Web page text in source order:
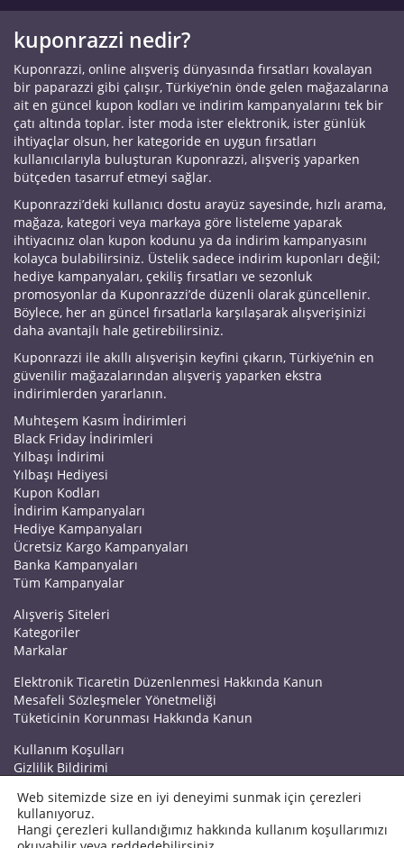
kuponrazzi nedir?
Kuponrazzi, online alışveriş dünyasında fırsatları kovalayan
bir paparazzi gibi çalışır, Türkiye’nin önde gelen mağazalarına
ait en güncel kupon kodları ve indirim kampanyalarını tek bir
çatı altında toplar. İster moda ister elektronik, ister günlük
ihtiyaçlar olsun, her kategoride en uygun fırsatları
kullanıcılarıyla buluşturan Kuponrazzi, alışveriş yaparken
bütçeden tasarruf etmeyi sağlar.
Kuponrazzi’deki kullanıcı dostu arayüz sayesinde, hızlı arama,
mağaza, kategori veya markaya göre listeleme yaparak
ihtiyacınız olan kupon kodunu ya da indirim kampanyasını
kolayca bulabilirsiniz. Üstelik sadece indirim kuponları değil;
hediye kampanyaları, çekiliş fırsatları ve sezonluk
promosyonlar da Kuponrazzi’de düzenli olarak güncellenir.
Böylece, her an güncel fırsatlarla karşılaşarak alışverişinizi
daha avantajlı hale getirebilirsiniz.
Kuponrazzi ile akıllı alışverişin keyfini çıkarın, Türkiye’nin en
güvenilir mağazalarından alışveriş yaparken ekstra
indirimlerden yararlanın.
Muhteşem Kasım İndirimleri
Black Friday İndirimleri
Yılbaşı İndirimi
Yılbaşı Hediyesi
Kupon Kodları
İndirim Kampanyaları
Hediye Kampanyaları
Ücretsiz Kargo Kampanyaları
Banka Kampanyaları
Tüm Kampanyalar
Alışveriş Siteleri
Kategoriler
Markalar
Elektronik Ticaretin Düzenlenmesi Hakkında Kanun
Mesafeli Sözleşmeler Yönetmeliği
Tüketicinin Korunması Hakkında Kanun
Kullanım Koşulları
Gizlilik Bildirimi
Kuponrazzi Blog
Mağaza Ekle
İletişim
Web sitemizde size en iyi deneyimi sunmak için çerezleri
kullanıyoruz.
Hangi çerezleri kullandığımız hakkında kullanım koşullarımızı